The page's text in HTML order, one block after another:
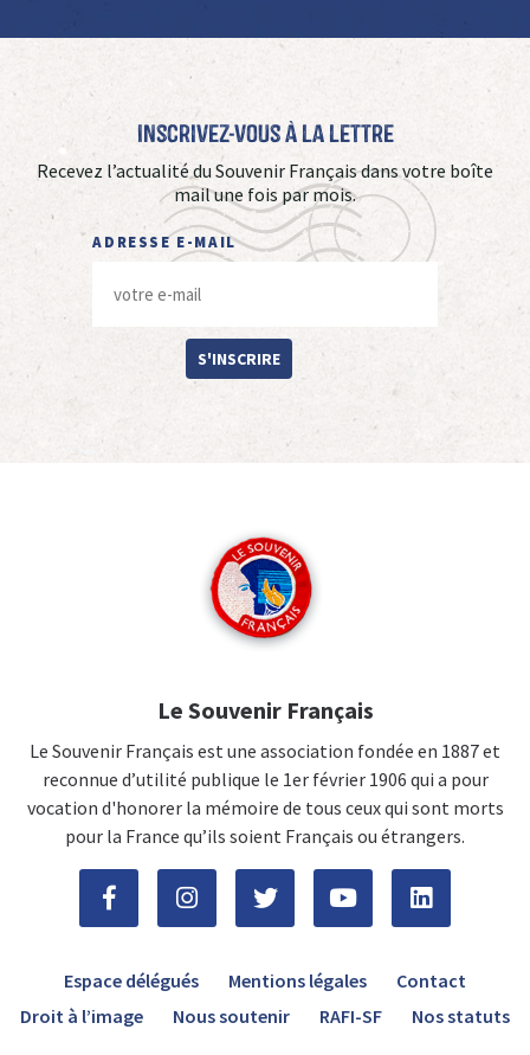
Inscrivez-vous à La Lettre
Recevez l’actualité du Souvenir Français dans votre boîte
mail une fois par mois.
ADRESSE E-MAIL
S'INSCRIRE
Le Souvenir Français
Le Souvenir Français est une association fondée en 1887 et
reconnue d’utilité publique le 1er février 1906 qui a pour
vocation d'honorer la mémoire de tous ceux qui sont morts
pour la France qu’ils soient Français ou étrangers.
Espace délégués Mentions légales
Contact
Droit à l’image
Nous soutenir RAFI-SF Nos statuts